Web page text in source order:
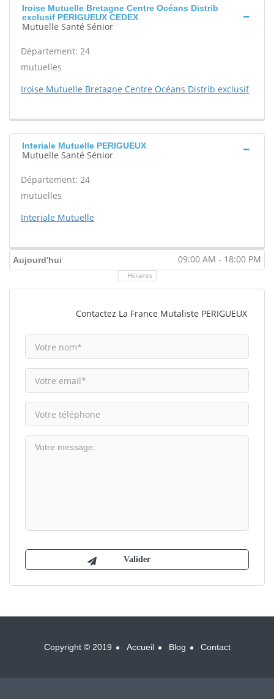
Iroise Mutuelle Bretagne Centre Océans Distrib
exclusif PERIGUEUX CEDEX
Mutuelle Santé Sénior
Département: 24
mutuelles
Iroise Mutuelle Bretagne Centre Océans Distrib exclusif
Interiale Mutuelle PERIGUEUX
Mutuelle Santé Sénior
Département: 24
mutuelles
Interiale Mutuelle
Aujourd'hui 09:00 AM - 18:00 PM
Horaires
Contactez La France Mutaliste PERIGUEUX
Copyright © 2019 Accueil Blog Contact